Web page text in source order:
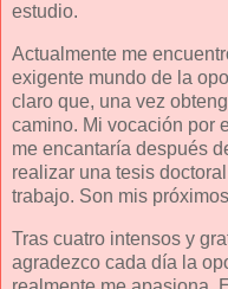
estudio.
Actualmente me
exigente mundo de la
claro que, una vez
camino. Mi vocación por
me encantaría después
realizar una tesis
trabajo. Son mis
Tras cuatro intensos y
agradezco cada día la